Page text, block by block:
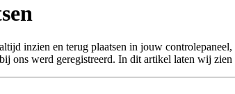
inzien en terug plaatsen in jouw
ons werd geregistreerd. In dit artikel laten wij